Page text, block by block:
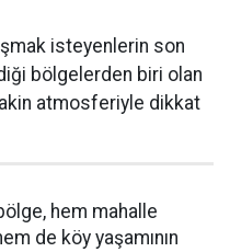
isteyenlerin son
bölgelerden biri olan
atmosferiyle dikkat
hem mahalle
de köy yaşamının